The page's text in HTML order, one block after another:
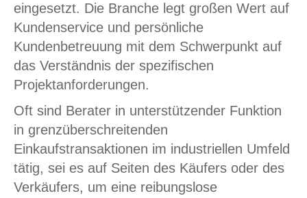
eingesetzt. Die Branche legt großen Wert auf
Kundenservice und persönliche
Kundenbetreuung mit dem Schwerpunkt auf
das Verständnis der spezifischen
Projektanforderungen.
Oft sind Berater in unterstützender Funktion
in grenzüberschreitenden
Einkaufstransaktionen im industriellen Umfeld
tätig, sei es auf Seiten des Käufers oder des
Verkäufers, um eine reibungslose